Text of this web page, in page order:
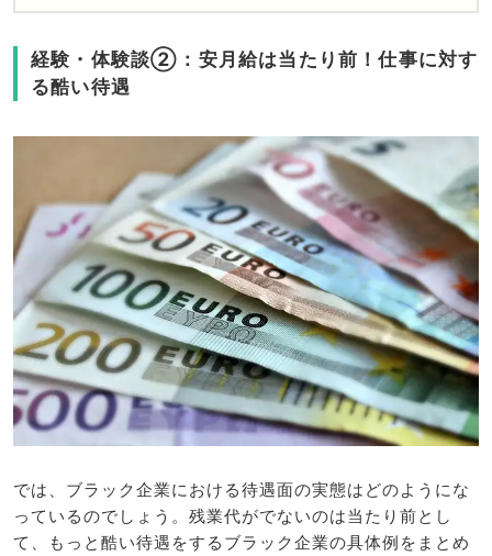
経験・体験談②：安月給は当たり前！仕事に対す
る酷い待遇
では、ブラック企業における待遇面の実態はどのようにな
っているのでしょう。残業代がでないのは当たり前とし
て、もっと酷い待遇をするブラック企業の具体例をまとめ